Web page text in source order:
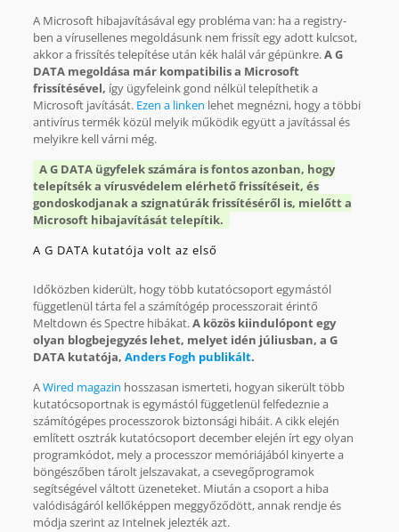
A Microsoft hibajavításával egy probléma van: ha a registry-
ben a vírusellenes megoldásunk nem frissít egy adott kulcsot,
akkor a frissítés telepítése után kék halál vár gépünkre.A G
DATA megoldása már kompatibilis a Microsoft
frissítésével, így ügyfeleink gond nélkül telepíthetik a
Microsoft javítását. Ezen a linken lehet megnézni, hogy a többi
antivírus termék közül melyik működik együtt a javítással és
melyikre kell várni még.
A G DATA ügyfelek számára is fontos azonban, hogy
telepítsék a vírusvédelem elérhető frissítéseit, és
gondoskodjanak a szignatúrák frissítéséről is, mielőtt a
Microsoft hibajavítását telepítik.
A G DATA kutatója volt az első
Időközben kiderült, hogy több kutatócsoport egymástól
függetlenül tárta fel a számítógép processzorait érintő
Meltdown és Spectre hibákat.A közös kiindulópont egy
olyan blogbejegyzés lehet, melyet idén júliusban, a G
DATA kutatója, Anders Fogh publikált.
AWired magazin hosszasan ismerteti, hogyan sikerült több
kutatócsoportnak is egymástól függetlenül felfedeznie a
számítógépes processzorok biztonsági hibáit. A cikk elején
említett osztrák kutatócsoport december elején írt egy olyan
programkódot, mely a processzor memóriájából kinyerte a
böngészőben tárolt jelszavakat, a csevegőprogramok
segítségével váltott üzeneteket. Miután a csoport a hiba
valódiságáról kellőképpen meggyőződött, annak rendje és
módja szerint az Intelnek jelezték azt.